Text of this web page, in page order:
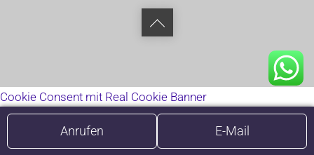
Back
Anrufen E-Mail
Cookie Consent mit Real Cookie Banner